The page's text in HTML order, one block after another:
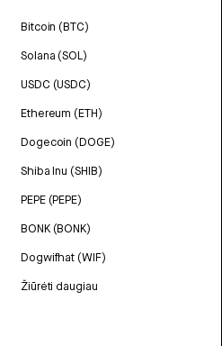
Bitcoin (BTC)
Solana (SOL)
USDC (USDC)
Ethereum (ETH)
Dogecoin (DOGE)
Shiba Inu (SHIB)
PEPE (PEPE)
BONK (BONK)
Dogwifhat (WIF)
Žiūrėti daugiau